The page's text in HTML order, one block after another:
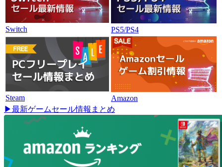
Switch PS5/PS4
Steam
Amazon
▶最新ゲームセール情報まとめ